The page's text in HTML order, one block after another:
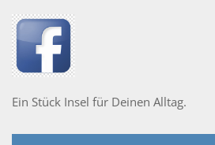
Ein Stück Insel für Deinen Alltag.